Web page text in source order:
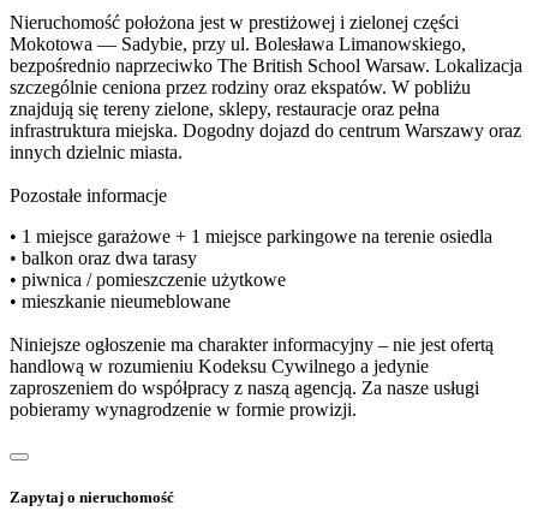
Nieruchomość położona jest w prestiżowej i zielonej części
Mokotowa — Sadybie, przy ul. Bolesława Limanowskiego,
bezpośrednio naprzeciwko The British School Warsaw. Lokalizacja
szczególnie ceniona przez rodziny oraz ekspatów. W pobliżu
znajdują się tereny zielone, sklepy, restauracje oraz pełna
infrastruktura miejska. Dogodny dojazd do centrum Warszawy oraz
innych dzielnic miasta.
Pozostałe informacje
• 1 miejsce garażowe + 1 miejsce parkingowe na terenie osiedla
• balkon oraz dwa tarasy
• piwnica / pomieszczenie użytkowe
• mieszkanie nieumeblowane
Niniejsze ogłoszenie ma charakter informacyjny – nie jest ofertą
handlową w rozumieniu Kodeksu Cywilnego a jedynie
zaproszeniem do współpracy z naszą agencją. Za nasze usługi
pobieramy wynagrodzenie w formie prowizji.
Zapytaj o nieruchomość